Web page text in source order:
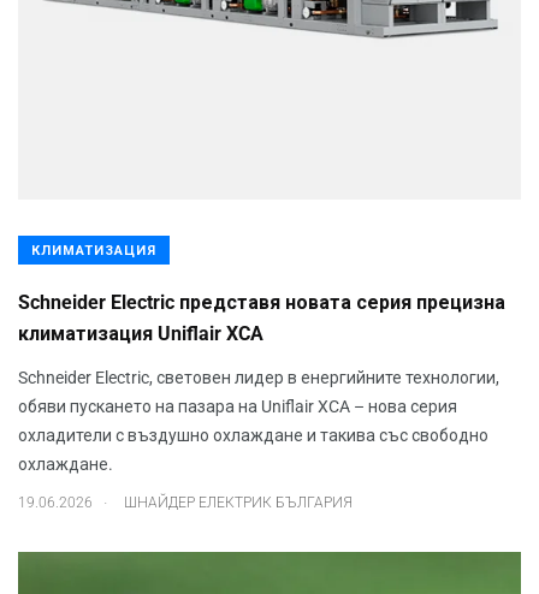
КЛИМАТИЗАЦИЯ
Schneider Electric представя новата серия прецизна
климатизация Uniflair XCA
Schneider Electric, световен лидер в енергийните технологии,
обяви пускането на пазара на Uniflair XCA – нова серия
охладители с въздушно охлаждане и такива със свободно
охлаждане.
19.06.2026 ШНАЙДЕР ЕЛЕКТРИК БЪЛГАРИЯ